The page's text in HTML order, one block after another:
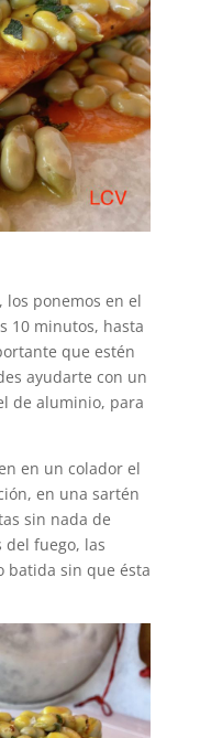
los ponemos en el
10 minutos, hasta
que estén
ayudarte con un
de aluminio, para
en un colador el
en una sartén
sin nada de
del fuego, las
batida sin que ésta